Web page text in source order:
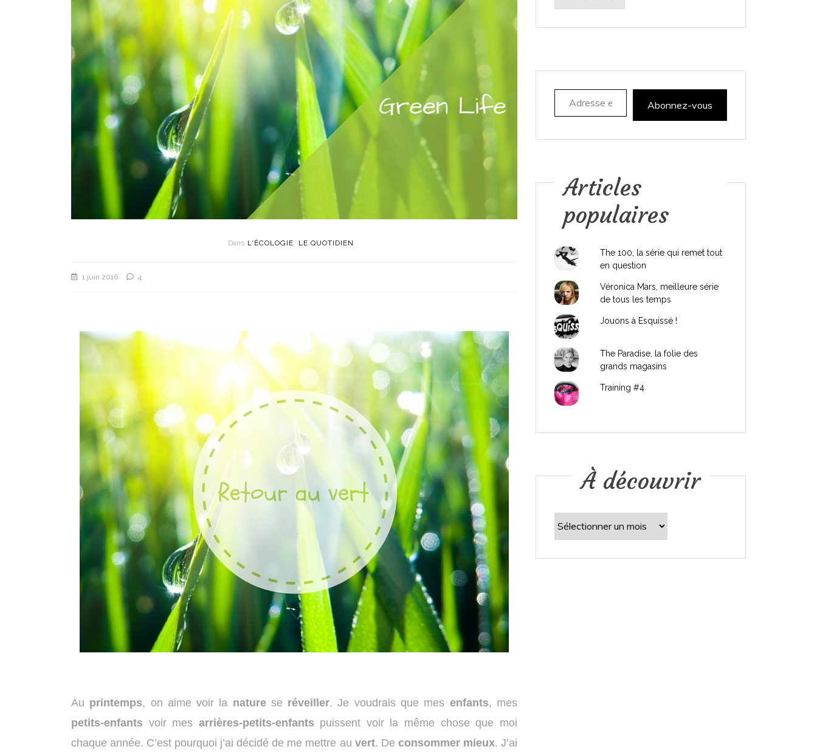
Dans L'ÉCOLOGIE LE QUOTIDIEN
1 juin 2016 4
Au printemps, on aime voir la naturese réveiller. Je voudrais que mes enfants, mes
petits-enfants voir mes arrières-petits-enfants puissent voir la même chose que moi
chaque année. C’est pourquoi j’ai décidé de me mettre au vert. De consommer mieux. J’ai
Adresse e-mail
Abonnez-vous
Articles
populaires
The 100, la série qui remet tout
en question
Véronica Mars, meilleure série
de tous les temps
Jouons à Esquissé !
The Paradise, la folie des
grands magasins
Training #4
À découvrir
découvrir